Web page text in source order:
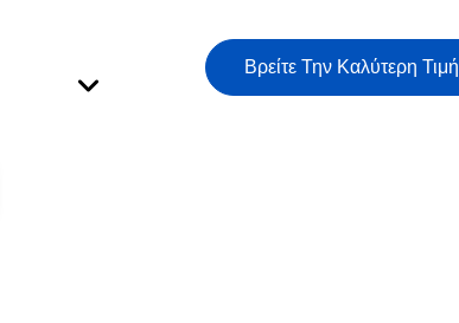
Βρείτε Την Καλύτερη Τιμή